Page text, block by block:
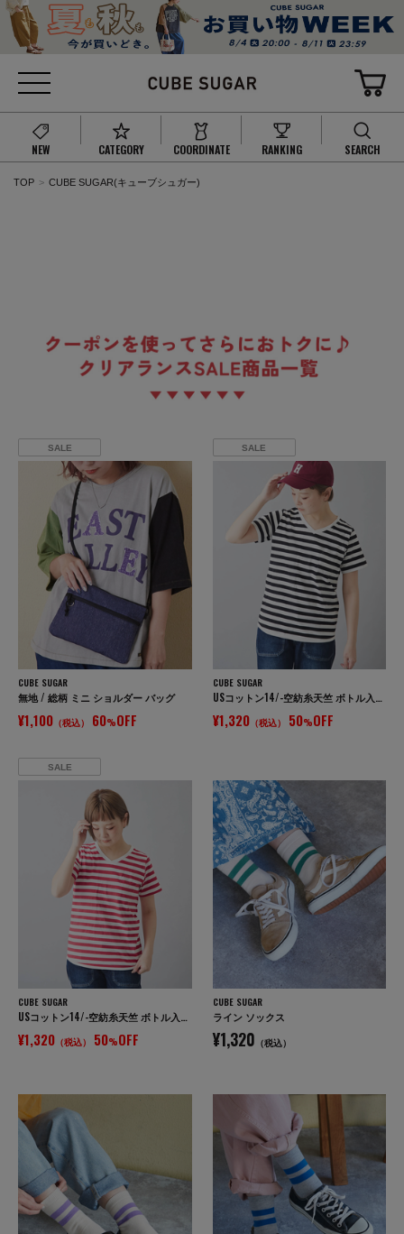
NEW CATEGORY COORDINATE RANKING SEARCH
TOP CUBE SUGAR(キューブシュガー)
SALE
CUBE SUGAR
無地 / 総柄 ミニ ショルダー バッグ
¥1,100 （税込） 60%OFF
SALE
CUBE SUGAR
USコットン14/-空紡糸天竺 ボトル入りボーダーVネックTシャツ
¥1,320（税込） 50%OFF
SALE
CUBE SUGAR
USコットン14/-空紡糸天竺 ボトル入りボーダーVネックTシャツ
¥1,320 （税込） 50%OFF
CUBE SUGAR
ライン ソックス
¥1,320 （税込）